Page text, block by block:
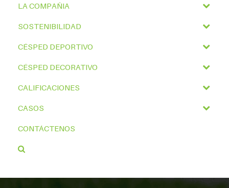
LA COMPAÑIA
SOSTENIBILIDAD
CÉSPED DEPORTIVO
CÉSPED DECORATIVO
CALIFICACIONES
CASOS
CONTÁCTENOS